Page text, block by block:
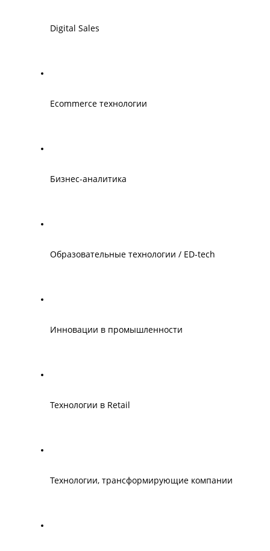
Digital Sales
Ecommerce технологии
Бизнес-аналитика
Образовательные технологии / ED-tech
Инновации в промышленности
Технологии в Retail
Технологии, трансформирующие компании